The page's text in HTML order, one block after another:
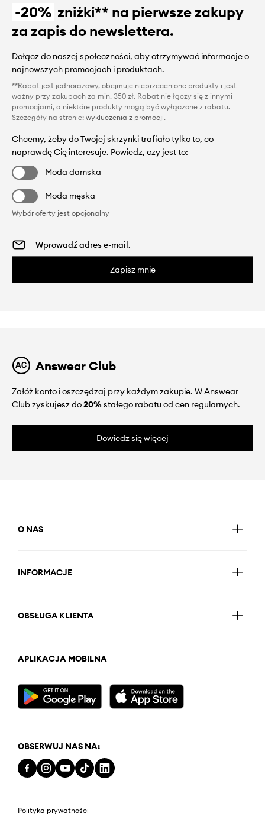
-20% zniżki** na pierwsze zakupy
za zapis do newslettera.
Dołącz do naszej społeczności, aby otrzymywać informacje o
najnowszych promocjach i produktach.
**Rabat jest jednorazowy, obejmuje nieprzecenione produkty i jest
ważny przy zakupach za min. 350 zł. Rabat nie łączy się z innymi
promocjami, a niektóre produkty mogą być wyłączone z rabatu.
Szczegóły na stronie: wykluczenia z promocji.
Chcemy, żeby do Twojej skrzynki trafiało tylko to, co
naprawdę Cię interesuje. Powiedz, czy jest to:
Moda damska
Moda męska
Wybór oferty jest opcjonalny
Zapisz mnie
Answear Club
Załóż konto i oszczędzaj przy każdym zakupie. W Answear
Club zyskujesz do20%stałego rabatu od cen regularnych.
Dowiedz się więcej
O NAS
INFORMACJE
OBSŁUGA KLIENTA
APLIKACJA MOBILNA
OBSERWUJ NAS NA:
Polityka prywatności